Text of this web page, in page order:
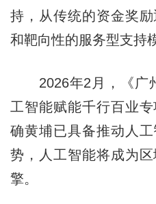
持，从传统的资金奖
和靶向性的服务型支持
2026年2月，《广
工智能赋能千行百业
确黄埔已具备推动人
势，人工智能将成为
擎。